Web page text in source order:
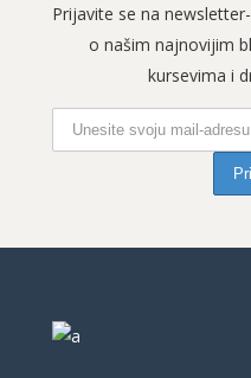
Prijavite se na
o našim najnovijim
kursevima i